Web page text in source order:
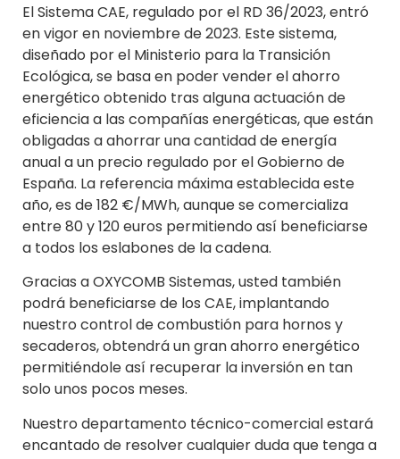
El Sistema CAE, regulado por el RD 36/2023, entró
en vigor en noviembre de 2023. Este sistema,
diseñado por el Ministerio para la Transición
Ecológica, se basa en poder vender el ahorro
energético obtenido tras alguna actuación de
eficiencia a las compañías energéticas, que están
obligadas a ahorrar una cantidad de energía
anual a un precio regulado por el Gobierno de
España. La referencia máxima establecida este
año, es de 182 €/MWh, aunque se comercializa
entre 80 y 120 euros permitiendo así beneficiarse
a todos los eslabones de la cadena.
Gracias a OXYCOMB Sistemas, usted también
podrá beneficiarse de los CAE, implantando
nuestro control de combustión para hornos y
secaderos, obtendrá un gran ahorro energético
permitiéndole así recuperar la inversión en tan
solo unos pocos meses.
Nuestro departamento técnico-comercial estará
encantado de resolver cualquier duda que tenga a